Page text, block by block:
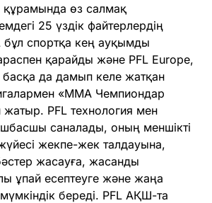
құрамында өз салмақ
25 үздік файтерлердің
спортқа кең ауқымды
қарайды және PFL Europe,
басқа да дамып келе жатқан
«ММА Чемпиондар
PFL технология мен
саналады, оның меншікті
жекпе-жек талдауына,
жасауға, жасанды
ұпай есептеуге және жаңа
береді. PFL АҚШ-та